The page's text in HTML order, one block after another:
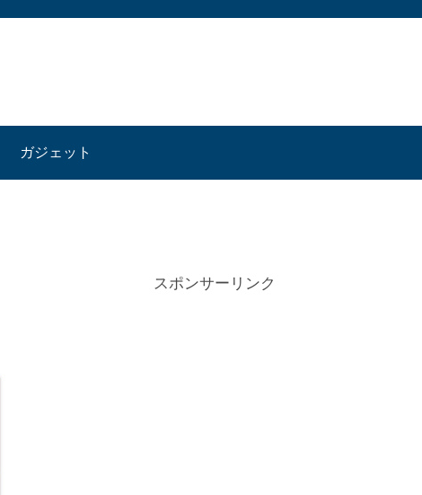
ガジェット
スポンサーリンク